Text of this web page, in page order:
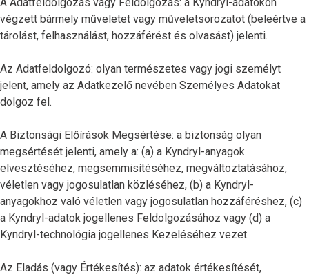
végzett bármely műveletet vagy műveletsorozatot (beleértve a
tárolást, felhasználást, hozzáférést és olvasást) jelenti.
Az Adatfeldolgozó: olyan természetes vagy jogi személyt
jelent, amely az Adatkezelő nevében Személyes Adatokat
dolgoz fel.
A Biztonsági Előírások Megsértése: a biztonság olyan
megsértését jelenti, amely a: (a) a Kyndryl-anyagok
elvesztéséhez, megsemmisítéséhez, megváltoztatásához,
véletlen vagy jogosulatlan közléséhez, (b) a Kyndryl-
anyagokhoz való véletlen vagy jogosulatlan hozzáféréshez, (c)
a Kyndryl-adatok jogellenes Feldolgozásához vagy (d) a
Kyndryl-technológia jogellenes Kezeléséhez vezet.
Az Eladás (vagy Értékesítés): az adatok értékesítését,